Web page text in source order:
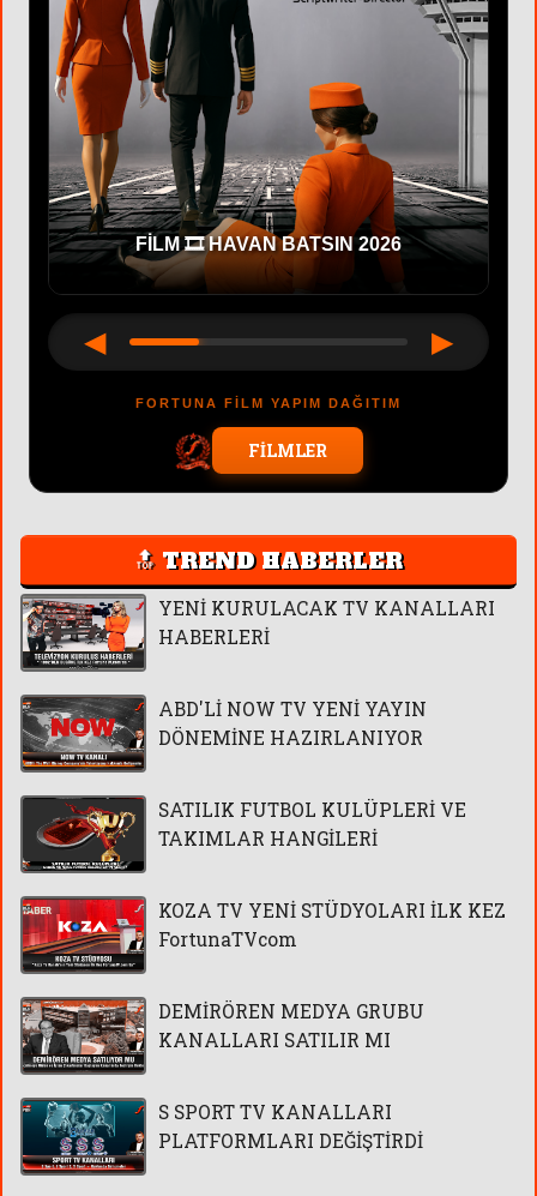
FİLM 🎞 HAVAN BATSIN 2026
◀ ▶
FORTUNA FİLM YAPIM DAĞITIM
FİLMLER
🔝 TREND HABERLER
YENİ KURULACAK TV KANALLARI
HABERLERİ
ABD'Lİ NOW TV YENİ YAYIN
DÖNEMİNE HAZIRLANIYOR
SATILIK FUTBOL KULÜPLERİ VE
TAKIMLAR HANGİLERİ
KOZA TV YENİ STÜDYOLARI İLK KEZ
FortunaTVcom
DEMİRÖREN MEDYA GRUBU
KANALLARI SATILIR MI
S SPORT TV KANALLARI
PLATFORMLARI DEĞİŞTİRDİ